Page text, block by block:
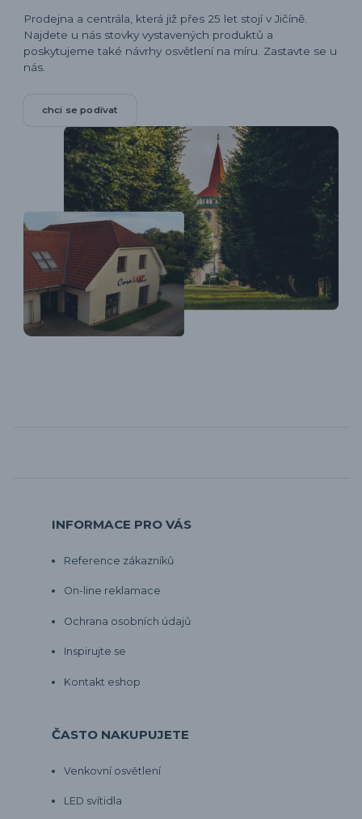
Prodejna a centrála, která již přes 25 let stojí v Jičíně.
Najdete u nás stovky vystavených produktů a
poskytujeme také návrhy osvětlení na míru. Zastavte se u
nás.
chci se podívat
INFORMACE PRO VÁS
Reference zákazníků
On-line reklamace
Ochrana osobních údajů
Inspirujte se
Kontakt eshop
ČASTO NAKUPUJETE
Venkovní osvětlení
LED svítidla